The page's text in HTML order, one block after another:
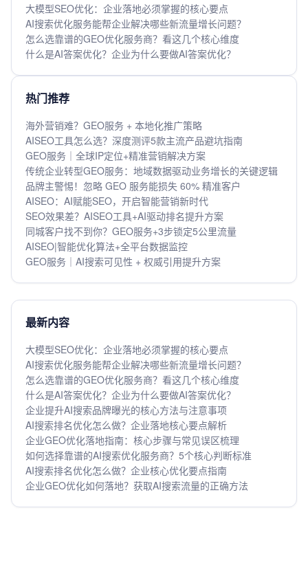
大模型SEO优化：企业落地必须掌握的核心要点
AI搜索优化服务能帮企业解决哪些新流量增长问题？
怎么选靠谱的GEO优化服务商？看这几个核心维度
什么是AI答案优化？企业为什么要做AI答案优化？
热门推荐
海外营销难？GEO服务 + 本地化推广策略
AISEO工具怎么选？深度测评5款主流产品避坑指南
GEO服务｜全球IP定位+精准营销解决方案
传统企业转型GEO服务：地域数据驱动业务增长的关键逻辑
品牌主警惕！忽略 GEO 服务能损失 60% 精准客户
AISEO：AI赋能SEO，开启智能营销新时代
SEO效果差？AISEO工具+AI驱动排名提升方案
同城客户找不到你？GEO服务+3步锁定5公里流量
AISEO|智能优化算法+全平台数据监控
GEO服务｜AI搜索可见性 + 权威引用提升方案
最新内容
大模型SEO优化：企业落地必须掌握的核心要点
AI搜索优化服务能帮企业解决哪些新流量增长问题？
怎么选靠谱的GEO优化服务商？看这几个核心维度
什么是AI答案优化？企业为什么要做AI答案优化？
企业提升AI搜索品牌曝光的核心方法与注意事项
AI搜索排名优化怎么做？企业落地核心要点解析
企业GEO优化落地指南：核心步骤与常见误区梳理
如何选择靠谱的AI搜索优化服务商？5个核心判断标准
AI搜索排名优化怎么做？企业核心优化要点指南
企业GEO优化如何落地？获取AI搜索流量的正确方法